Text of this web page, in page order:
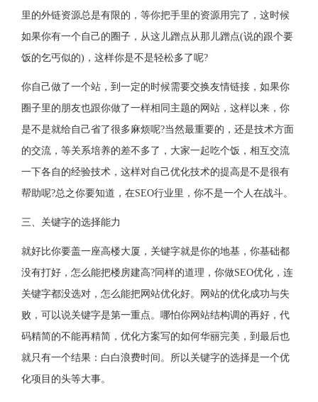
里的外链资源总是有限的，等你把手里的资源用完了，这时候
如果你有一个自己的圈子，从这儿蹭点从那儿蹭点(说的跟个要
饭的乞丐似的)，这样你是不是轻松多了呢?
你自己做了一个站，到一定的时候需要交换友情链接，如果你
圈子里的朋友也跟你做了一样相同主题的网站，这样以来，你
是不是就给自己省了很多麻烦呢?当然最重要的，还是技术方面
的交流，等关系培养的差不多了，大家一起吃个饭，相互交流
一下各自的经验技术，这样对自己优化技术的提高是不是很有
帮助呢?总之你要知道，在SEO行业里，你不是一个人在战斗。
三、关键字的选择能力
就好比你要盖一座高楼大厦，关键字就是你的地基，你基础都
没有打好，怎么能把楼房建高?同样的道理，你做SEO优化，连
关键字都没选对，怎么能把网站优化好。网站的优化成功与失
败，可以说关键字是第一重点。哪怕你网站结构调的再好，代
码精简的不能再精简，优化方案写的如何华丽完美，到最后也
就只有一个结果：白白浪费时间。所以关键字的选择是一个优
化项目的头等大事。